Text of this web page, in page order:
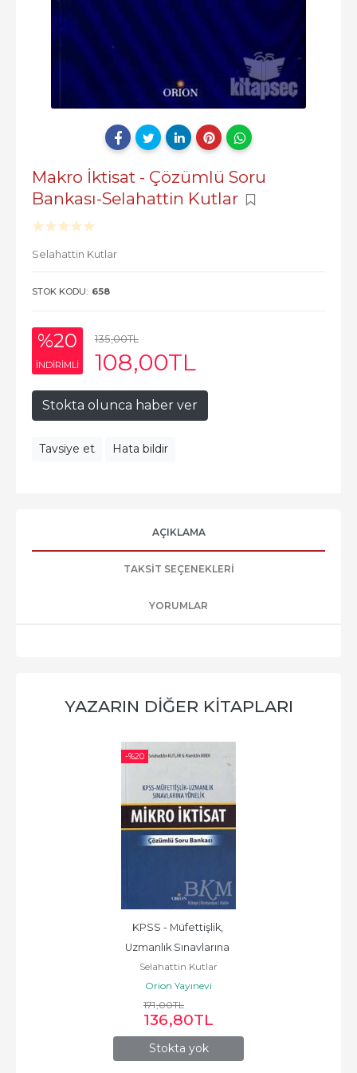
Makro İktisat - Çözümlü Soru
Bankası-Selahattin Kutlar
Selahattin Kutlar
STOK KODU: 658
%20
INDIRIMLI
135,00TL
108,00TL
Stokta olunca haber ver
Tavsiye et Hata bildir
AÇIKLAMA
TAKSIT SEÇENEKLERI
YORUMLAR
YAZARIN DIĞER KITAPLARI
-%20
Stokta yok
KPSS - Müfettişlik,
Uzmanlık Sınavlarına
Yönelik Mikro...
Selahattin Kutlar
Orion Yayınevi
171,00TL
136,80TL